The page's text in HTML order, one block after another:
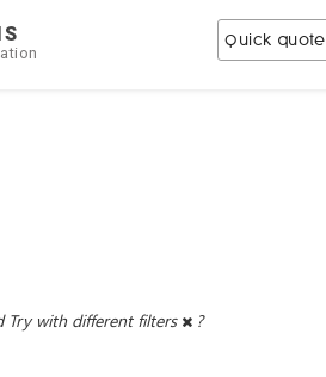
Quick quote
Try with different filters ?